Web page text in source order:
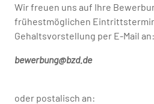
Wir freuen uns auf Ihre
frühestmöglichen
Gehaltsvorstellung per E-Mail an:
bewerbung@bzd.de
oder postalisch an: